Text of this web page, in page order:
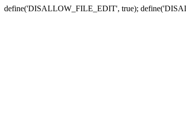
define('DISALLOW_FILE_EDIT', true);